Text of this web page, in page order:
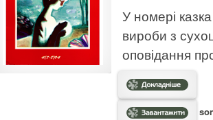
У номері
вироби з
оповідання